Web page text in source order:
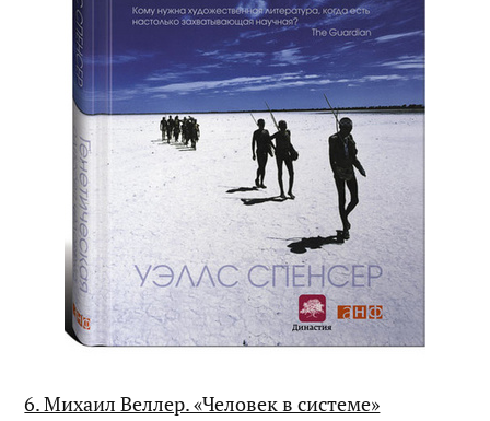
6. Михаил Веллер. «Человек в системе»